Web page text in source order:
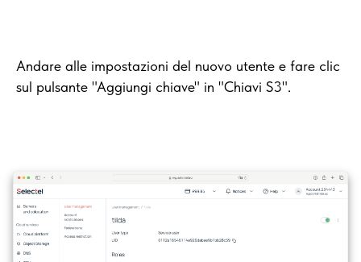
Andare alle impostazioni del nuovo utente e fare clic
sul pulsante "Aggiungi chiave" in "Chiavi S3".